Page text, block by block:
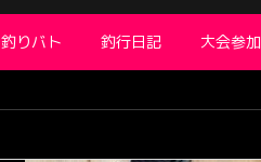
釣りバト 釣行日記 大会参加